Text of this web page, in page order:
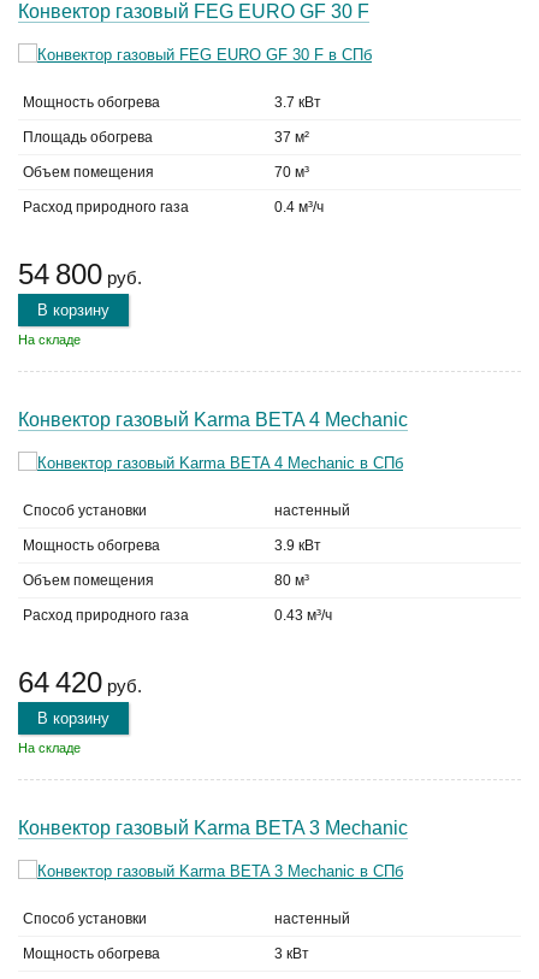
Конвектор газовый FEG EURO GF 30 F
Мощность обогрева 3.7 кВт
Площадь обогрева 37 м²
Объем помещения 70 м³
Расход природного газа 0.4 м³/ч
54 800 руб.
В корзину
На складе
Конвектор газовый Karma BETA 4 Mechanic
Способ установки настенный
Мощность обогрева 3.9 кВт
Объем помещения 80 м³
Расход природного газа 0.43 м³/ч
64 420 руб.
В корзину
На складе
Конвектор газовый Karma BETA 3 Mechanic
Способ установки настенный
Мощность обогрева 3 кВт